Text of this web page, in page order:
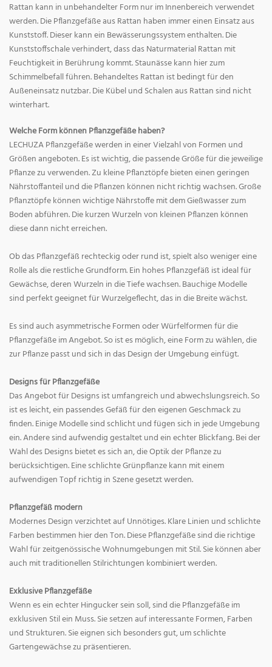
Rattan kann in unbehandelter Form nur im Innenbereich verwendet
werden. Die Pflanzgefäße aus Rattan haben immer einen Einsatz aus
Kunststoff. Dieser kann ein Bewässerungssystem enthalten. Die
Kunststoffschale verhindert, dass das Naturmaterial Rattan mit
Feuchtigkeit in Berührung kommt. Staunässe kann hier zum
Schimmelbefall führen. Behandeltes Rattan ist bedingt für den
Außeneinsatz nutzbar. Die Kübel und Schalen aus Rattan sind nicht
winterhart.
Welche Form können Pflanzgefäße haben?
LECHUZA Pflanzgefäße werden in einer Vielzahl von Formen und
Größen angeboten. Es ist wichtig, die passende Größe für die jeweilige
Pflanze zu verwenden. Zu kleine Pflanztöpfe bieten einen geringen
Nährstoffanteil und die Pflanzen können nicht richtig wachsen. Große
Pflanztöpfe können wichtige Nährstoffe mit dem Gießwasser zum
Boden abführen. Die kurzen Wurzeln von kleinen Pflanzen können
diese dann nicht erreichen.
Ob das Pflanzgefäß rechteckig oder rund ist, spielt also weniger eine
Rolle als die restliche Grundform. Ein hohes Pflanzgefäß ist ideal für
Gewächse, deren Wurzeln in die Tiefe wachsen. Bauchige Modelle
sind perfekt geeignet für Wurzelgeflecht, das in die Breite wächst.
Es sind auch asymmetrische Formen oder Würfelformen für die
Pflanzgefäße im Angebot. So ist es möglich, eine Form zu wählen, die
zur Pflanze passt und sich in das Design der Umgebung einfügt.
Designs für Pflanzgefäße
Das Angebot für Designs ist umfangreich und abwechslungsreich. So
ist es leicht, ein passendes Gefäß für den eigenen Geschmack zu
finden. Einige Modelle sind schlicht und fügen sich in jede Umgebung
ein. Andere sind aufwendig gestaltet und ein echter Blickfang. Bei der
Wahl des Designs bietet es sich an, die Optik der Pflanze zu
berücksichtigen. Eine schlichte Grünpflanze kann mit einem
aufwendigen Topf richtig in Szene gesetzt werden.
Pflanzgefäß modern
Modernes Design verzichtet auf Unnötiges. Klare Linien und schlichte
Farben bestimmen hier den Ton. Diese Pflanzgefäße sind die richtige
Wahl für zeitgenössische Wohnumgebungen mit Stil. Sie können aber
auch mit traditionellen Stilrichtungen kombiniert werden.
Exklusive Pflanzgefäße
Wenn es ein echter Hingucker sein soll, sind die Pflanzgefäße im
exklusiven Stil ein Muss. Sie setzen auf interessante Formen, Farben
und Strukturen. Sie eignen sich besonders gut, um schlichte
Gartengewächse zu präsentieren.